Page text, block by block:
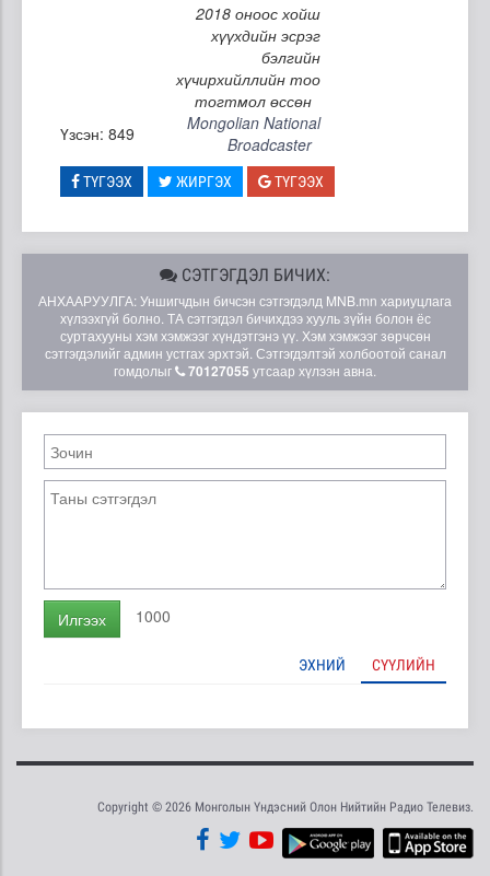
2018 оноос хойш
хүүхдийн эсрэг
бэлгийн
хүчирхийллийн тоо
тогтмол өссөн
Үзсэн: 849
Mongolian National
Broadcaster
ТҮГЭЭХ ЖИРГЭХ ТҮГЭЭХ
СЭТГЭГДЭЛ БИЧИХ:
АНХААРУУЛГА: Уншигчдын бичсэн сэтгэгдэлд MNB.mn хариуцлага
хүлээхгүй болно. ТА сэтгэгдэл бичихдээ хууль зүйн болон ёс
суртахууны хэм хэмжээг хүндэтгэнэ үү. Хэм хэмжээг зөрчсөн
сэтгэгдэлийг админ устгах эрхтэй. Сэтгэгдэлтэй холбоотой санал
гомдолыг
70127055 утсаар хүлээн авна.
Илгээх 1000
ЭХНИЙ СҮҮЛИЙН
Copyright © 2026 Монголын Үндэсний Олон Нийтийн Радио Телевиз.